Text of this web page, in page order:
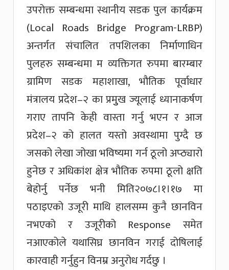
उपरोक्त सम्बन्धमा स्थानीय सडक पुल कार्यक्रम
(Local Roads Bridge Program-LRBP)
अन्तर्गत संचालित तपशिलका निर्माणाधिन
पुलहरु सम्बन्धमा म व्यक्तिगत रुपमा बारम्बार
ग्रामिण सडक महाशाखा, भौतिक पूर्वाधार
मंत्रालय प्रदेश–२ का प्रमुुख ज्यूलाई ध्यानाकर्षण
गराए तापनि केही वास्ता गर्नु भएन र आज
प्रदेश–२ को हालत यस्तो अवस्थामा पुग्दै छ
जसको लेखा जोखा भविष्यमा गर्न ठूलो अप्ठ्यारो
हुनेछ र अधिकांश क्षेत्र भौतिक रुपमा ठूलो क्षति
बेहोर्नु पर्नेछ भनी मिति२०७८।१।१७ मा
पठाइएको उजूरी माथि हालसम्म कुनै छानविन
नभएको र उजूरीको Response समेत
नआएकोले यथासिघ्र छानविन गराई दोषिलाई
कारवाही गर्नुहुन विनम्र अनुरोध गर्दछु ।